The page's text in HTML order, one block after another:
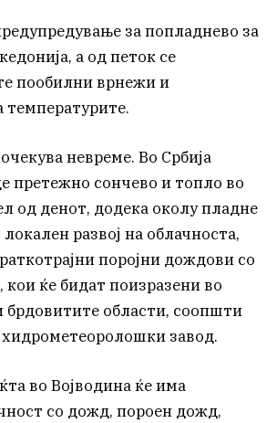
за попладнево за
а од петок се
пообилни врнежи и
невреме. Во Србија
претежно сончево и топло во
од денот, додека околу пладне
развој на облачноста,
поројни дождови со
ќе бидат поизразени во
брдовитите области, соопшти
завод.
во Војводина ќе има
со дожд, пороен дожд,